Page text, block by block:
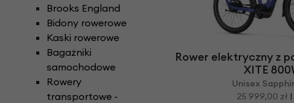
Brooks England
Bidony rowerowe
Kaski rowerowe
Bagażniki
samochodowe
Rowery
transportowe -
Rower elektryczny z
XITE
Unisex
25 999,00 zł